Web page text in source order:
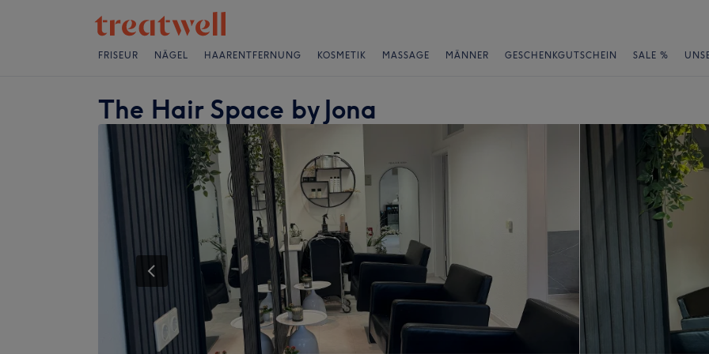
FRISEUR NÄGEL HAARENTFERNUNG KOSMETIK MASSAGE MÄNNER GESCHENKGUTSCHEIN SALE %
The Hair Space by Jona